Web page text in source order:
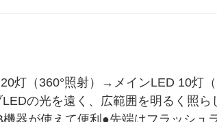
灯（360°照射）→メインLED 10灯
LEDの光を遠く、広範囲を明るく照